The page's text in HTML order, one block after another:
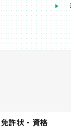
許状・資格